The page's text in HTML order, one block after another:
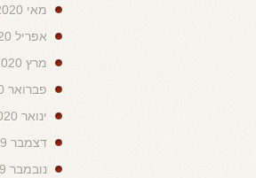
מאי 2020
אפריל 2020
מרץ 2020
פברואר 2020
ינואר 2020
דצמבר 2019
נובמבר 2019